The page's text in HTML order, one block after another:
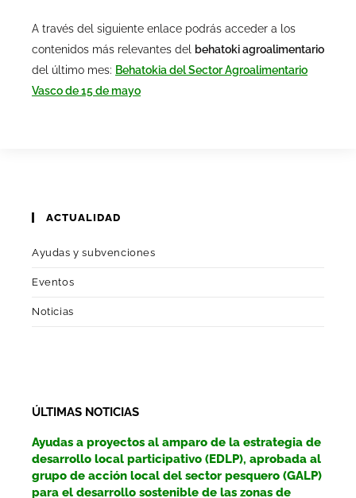
A través del siguiente enlace podrás acceder a los
contenidos más relevantes del behatoki agroalimentario
del último mes: Behatokia del Sector Agroalimentario
Vasco de 15 de mayo
ACTUALIDAD
Ayudas y subvenciones
Eventos
Noticias
ÚLTIMAS NOTICIAS
Ayudas a proyectos al amparo de la estrategia de
desarrollo local participativo (EDLP), aprobada al
grupo de acción local del sector pesquero (GALP)
para el desarrollo sostenible de las zonas de